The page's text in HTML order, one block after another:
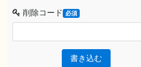
削除コード 必須
書き込む